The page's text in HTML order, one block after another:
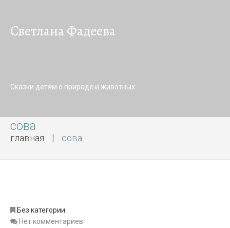
Светлана Фадеева
Сказки детям о природе и животных
сова
главная сова
Без категории.
Нет комментариев